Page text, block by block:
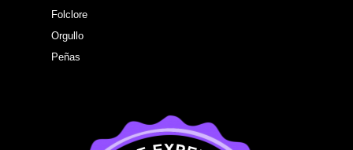
Folclore
Orgullo
Peñas